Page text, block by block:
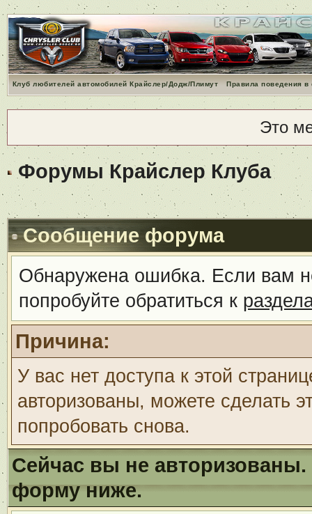
Клуб любителей автомобилей Крайслер/Додж/Плимут Правила поведения
Это
Форумы Крайслер Клуба
Сообщение форума
Обнаружена ошибка. Если вам
попробуйте обратиться к
Причина:
У вас нет доступа к этой
авторизованы, можете сделать
попробовать снова.
Сейчас вы не авторизованы.
форму ниже.